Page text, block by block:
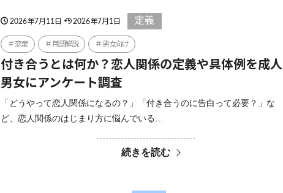
2026年7月11日 2026年7月1日 定義
恋愛 用語解説 男女向け
付き合うとは何か？恋人関係の定義や具体例を成人
男女にアンケート調査
「どうやって恋人関係になるの？」「付き合うのに告白って必要？」な
ど、恋人関係のはじまり方に悩んでいる…
続きを読む